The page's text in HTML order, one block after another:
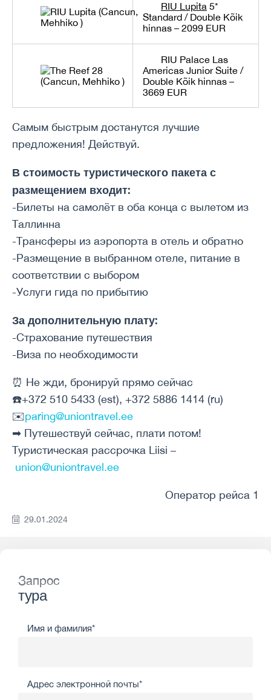
RIU Lupita 5*
Standard / Double Kõik
hinnas – 2099 EUR
RIU Palace Las
Americas Junior Suite /
Double Kõik hinnas –
3669 EUR
Самым быстрым достанутся лучшие
предложения! Действуй.
В стоимость туристического пакета с
размещением входит:
-Билеты на самолёт в оба конца с вылетом из
Таллинна
-Трансферы из аэропорта в отель и обратно
-Размещение в выбранном отеле, питание в
соответствии с выбором
-Услуги гида по прибытию
За дополнительную плату:
-Страхование путешествия
-Виза по необходимости
⏰ Не жди, бронируй прямо сейчас
☎️+372 510 5433 (est), +372 5886 1414 (ru)
✉️paring@uniontravel.ee
➡ Путешествуй сейчас, плати потом!
Туристическая рассрочка Liisi –
union@uniontravel.ee
Оператор рейса 1
29.01.2024
Запрос
тура
Имя и фамилия*
Адрес электронной почты*